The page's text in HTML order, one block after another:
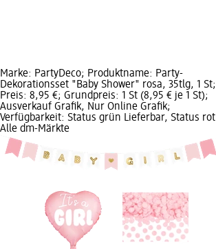
Marke: PartyDeco; Produktname: Party-
Dekorationsset "Baby Shower" rosa, 35tlg, 1 St;
Preis: 8,95 €; Grundpreis: 1 St (8,95 € je 1 St);
Ausverkauf Grafik, Nur Online Grafik;
Verfügbarkeit: Status grün Lieferbar, Status rot
Alle dm-Märkte